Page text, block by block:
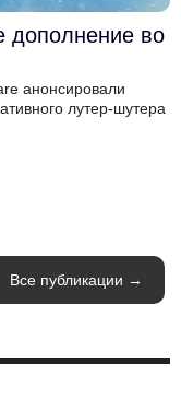
дополнение во
анонсировали
лутер-шутера
Все публикации →